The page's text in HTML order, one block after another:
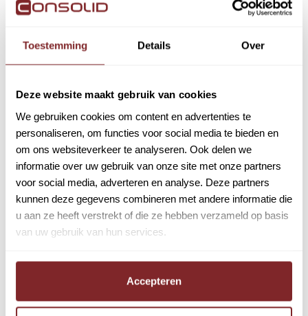
Toestemming Details Over
Deze website maakt gebruik van cookies
We gebruiken cookies om content en advertenties te
personaliseren, om functies voor social media te bieden en
om ons websiteverkeer te analyseren. Ook delen we
informatie over uw gebruik van onze site met onze partners
voor social media, adverteren en analyse. Deze partners
kunnen deze gegevens combineren met andere informatie die
u aan ze heeft verstrekt of die ze hebben verzameld op basis
van uw gebruik van hun services.
Accepteren
Bericht
Ja, ik ga akkoord met hetprivacy
statement van Consolid.
Ja, Consolid mag mijn gegevens twee jaar
bewaren.